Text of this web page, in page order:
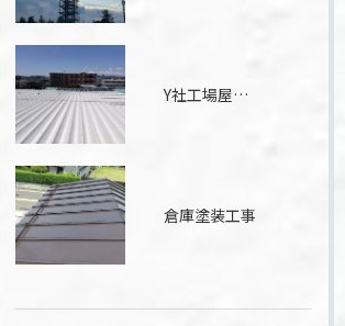
Y社工場屋根遮熱塗装工事
倉庫塗装工事